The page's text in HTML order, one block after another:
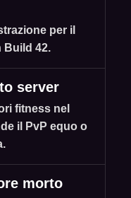
per il
Build 42.
server
fitness nel
il PvP equo o
morto